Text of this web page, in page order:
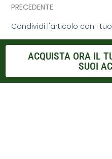
PRECEDENTE
Condividi l'articolo con i
ACQUISTA ORA IL
SUOI